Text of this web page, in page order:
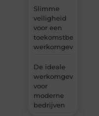
Slimme
veiligheid
voor een
werkomgeving
De ideale
werkomgeving
voor
moderne
bedrijven